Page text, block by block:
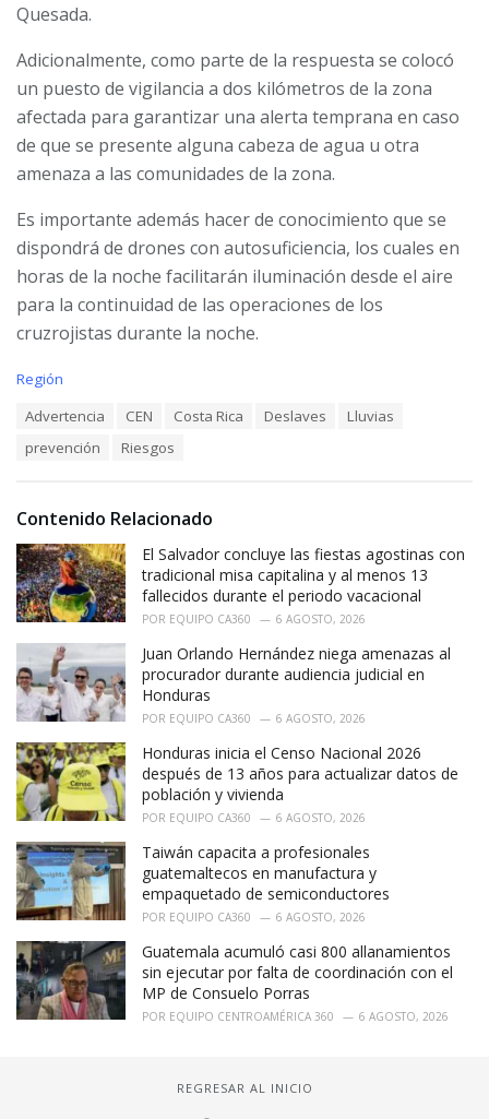
Quesada.
Adicionalmente, como parte de la respuesta se colocó
un puesto de vigilancia a dos kilómetros de la zona
afectada para garantizar una alerta temprana en caso
de que se presente alguna cabeza de agua u otra
amenaza a las comunidades de la zona.
Es importante además hacer de conocimiento que se
dispondrá de drones con autosuficiencia, los cuales en
horas de la noche facilitarán iluminación desde el aire
para la continuidad de las operaciones de los
cruzrojistas durante la noche.
C
i
s
:
Región
Advertencia CEN Costa Rica Deslaves
Lluvias
prevención
Riesgos
Contenido Relacionado
El Salvador concluye las fiestas agostinas con
tradicional misa capitalina y al menos 13
fallecidos durante el periodo vacacional
POR EQUIPO CA360 6 AGOSTO, 2026
Juan Orlando Hernández niega amenazas al
procurador durante audiencia judicial en
Honduras
POR EQUIPO CA360 6 AGOSTO, 2026
Honduras inicia el Censo Nacional 2026
después de 13 años para actualizar datos de
población y vivienda
POR EQUIPO CA360 6 AGOSTO, 2026
Taiwán capacita a profesionales
guatemaltecos en manufactura y
empaquetado de semiconductores
POR EQUIPO CA360 6 AGOSTO, 2026
Guatemala acumuló casi 800 allanamientos
sin ejecutar por falta de coordinación con el
MP de Consuelo Porras
POR EQUIPO CENTROAMÉRICA 360 6 AGOSTO, 2026
REGRESAR AL INICIO